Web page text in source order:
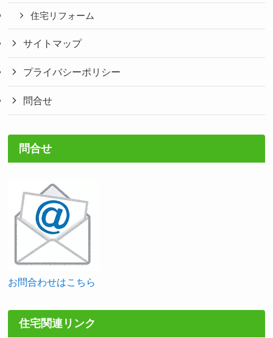
住宅リフォーム
サイトマップ
プライバシーポリシー
問合せ
問合せ
お問合わせはこちら
住宅関連リンク